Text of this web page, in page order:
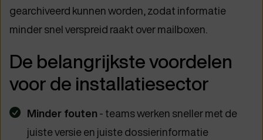
gearchiveerd kunnen worden, zodat informatie
minder snel verspreid raakt over mailboxen.
De belangrijkste voordelen
voor de installatiesector
Minder fouten - teams werken sneller met de
juiste versie en juiste dossierinformatie